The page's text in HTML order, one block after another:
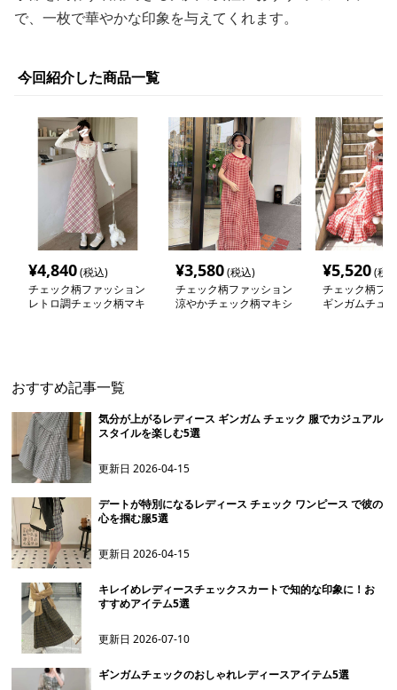
で、一枚で華やかな印象を与えてくれます。
今回紹介した商品一覧
¥4,840(税込)
チェック柄ファッション
レトロ調チェック柄マキ
¥3,580(税込)
チェック柄ファッション
涼やかチェック柄マキシ
¥5,520(税
チェック柄フ
ギンガムチュ
おすすめ記事一覧
気分が上がるレディース ギンガム チェック 服でカジュアル
スタイルを楽しむ5選
更新日2026-04-15
デートが特別になるレディース チェック ワンピース で彼の
心を掴む服5選
更新日2026-04-15
キレイめレディースチェックスカートで知的な印象に！お
すすめアイテム5選
更新日2026-07-10
ギンガムチェックのおしゃれレディースアイテム5選